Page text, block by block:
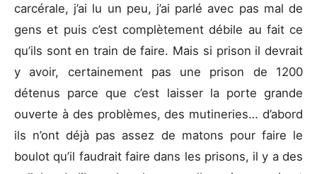
carcérale, j’ai lu un peu, j’ai parlé avec pas mal de
gens et puis c’est complètement débile au fait ce
qu’ils sont en train de faire. Mais si prison il devrait
y avoir, certainement pas une prison de 1200
détenus parce que c’est laisser la porte grande
ouverte à des problèmes, des mutineries… d’abord
ils n’ont déjà pas assez de matons pour faire le
boulot qu’il faudrait faire dans les prisons, il y a des